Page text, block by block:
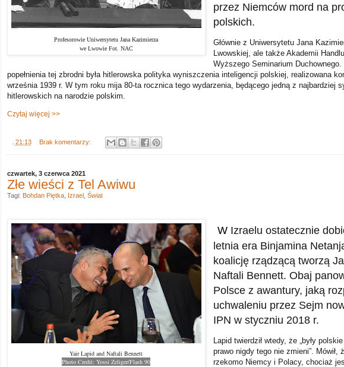
Profesorowie Uniwersytetu Jana Kazimierza
we Lwowie Fot. NAC
przez Niemców mord na
polskich.
Głównie z Uniwersytetu Jana
Lwowskiej, ale także Akademii
Wyższego Seminarium Duchownego.
popełnienia tej zbrodni była hitlerowska polityka wyniszczenia inteligencji polskiej, realizowana
września 1939 r. W tym roku mija 80-ta rocznica tego wydarzenia, będącego jedną z najbardziej
hitlerowskich na narodzie polskim.
Czytaj więcej >>
21:13 Brak komentarzy:
czwartek, 3 czerwca 2021
Złe wieści z Tel Awiwu
Yair Lapid and Naftali Bennett
Photo Credit: Yossi Zeliger/Flash 90
W Izraelu ostatecznie
letnia era Binjamina
koalicję rządzącą tworzą
Naftali Bennett. Obaj
Polsce z awantury, jaką
uchwaleniu przez Sejm
IPN w styczniu 2018 r.
Lapid twierdził wtedy, że „były
prawo nigdy tego nie zmieni”. Mówił,
rzekomo Niemcy i Polacy, chociaż
Tagi: Bohdan Piętka, Izrael Świat